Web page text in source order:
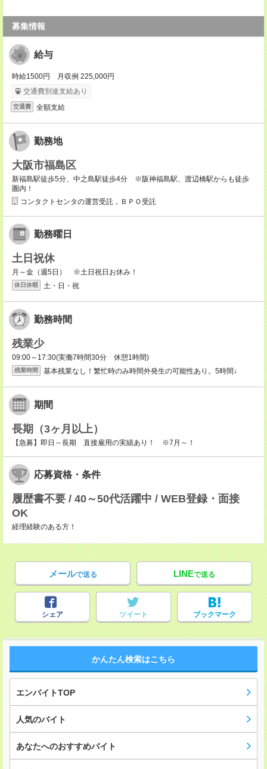
募集情報
給与
時給1500円 月収例 225,000円
交通費別途支給あり
交通費 全額支給
勤務地
大阪市福島区
新福島駅徒歩5分、中之島駅徒歩4分 ※阪神福島駅、渡辺橋駅からも徒歩
圏内！
コンタクトセンタの運営受託，ＢＰＯ受託
勤務曜日
土日祝休
月～金（週5日） ※土日祝日お休み！
休日休暇 土・日・祝
勤務時間
残業少
09:00～17:30(実働7時間30分 休憩1時間)
残業時間 基本残業なし！繁忙時のみ時間外発生の可能性あり。5時間↓
期間
長期（3ヶ月以上）
【急募】即日～長期 直接雇用の実績あり！ ※7月～！
応募資格・条件
履歴書不要 / 40～50代活躍中 / WEB登録・面接
OK
経理経験のある方！
メールで送る LINEで送る
シェア ツイート ブックマーク
かんたん検索はこちら
エンバイトTOP
人気のバイト
あなたへのおすすめバイト